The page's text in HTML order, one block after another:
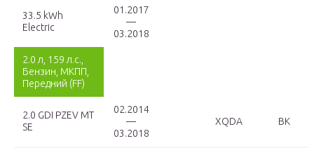
33.5 kWh
Electric
01.2017
—
03.2018
2.0 л, 159 л.с.,
Бензин, МКПП,
Передний (FF)
2.0 GDI PZEV MT
SE
02.2014
—
03.2018
XQDA BK